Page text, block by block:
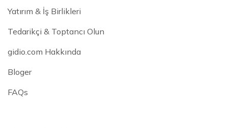
Yatırım & İş Birlikleri
Tedarikçi & Toptancı Olun
gidio.com Hakkında
Bloger
FAQs